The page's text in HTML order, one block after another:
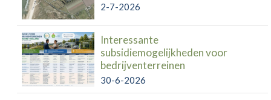
2-7-2026
Interessante
subsidiemogelijkheden voor
bedrijventerreinen
30-6-2026